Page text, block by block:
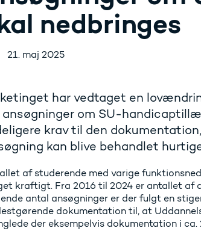
nedbringes
21. maj 2025
har vedtaget en
om SU-
krav til den
kan blive behandlet
af studerende med varige
kraftigt. Fra 2016 til 2024 er antallet af
antal ansøgninger er der fulgt en
dokumentation til, at
der eksempelvis dokumentation i ca.